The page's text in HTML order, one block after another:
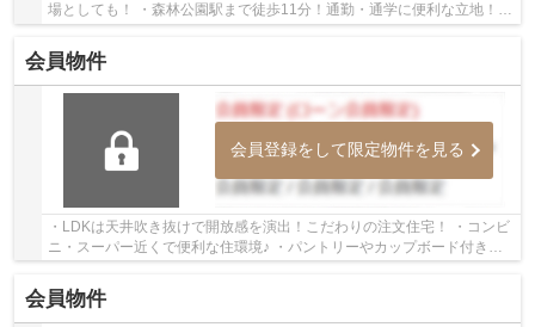
場としても！ ・森林公園駅まで徒歩11分！通勤・通学に便利な立地！
いつでもお気軽にお声がけください♪ 駅から...
会員物件
会員登録をして限定物件を見る
・LDKは天井吹き抜けで開放感を演出！こだわりの注文住宅！ ・コンビ
ニ・スーパー近くで便利な住環境♪ ・パントリーやカップボード付きで
会員物件